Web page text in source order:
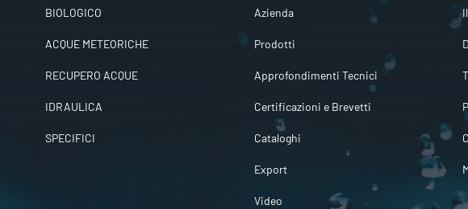
BIOLOGICO
ACQUE METEORICHE
RECUPERO ACQUE
IDRAULICA
SPECIFICI
Azienda
Prodotti
Approfondimenti Tecnici
Certificazioni e Brevetti
Cataloghi
Export
Video